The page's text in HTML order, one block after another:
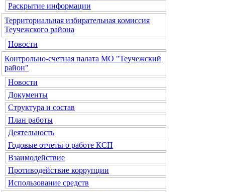
Раскрытие информации
Территориальная избирательная комиссия
Теучежского района
Новости
Контрольно-счетная палата МО "Теучежский
район"
Новости
Документы
Структура и состав
План работы
Деятельность
Годовые отчеты о работе КСП
Взаимодействие
Противодействие коррупции
Использование средств